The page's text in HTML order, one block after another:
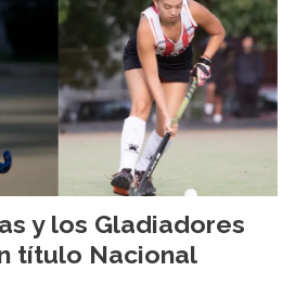
y los Gladiadores
título Nacional